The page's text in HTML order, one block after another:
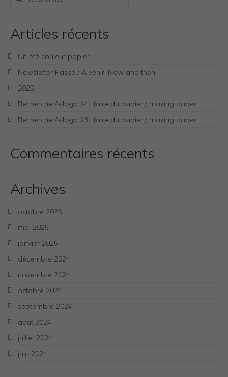
Articles récents
Un été couleur papier
Newsletter Passé / À venir, Now and then
2025
Recherche Adagp #4 : faire du papier / making paper
Recherche Adagp #3 : faire du papier / making paper
Commentaires récents
Archives
octobre 2025
mai 2025
janvier 2025
décembre 2024
novembre 2024
octobre 2024
septembre 2024
août 2024
juillet 2024
juin 2024